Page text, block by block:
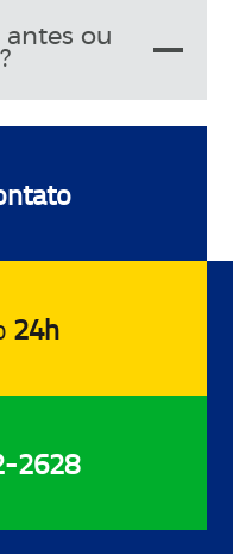
ou
24h
2628